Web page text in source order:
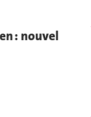
: nouvel